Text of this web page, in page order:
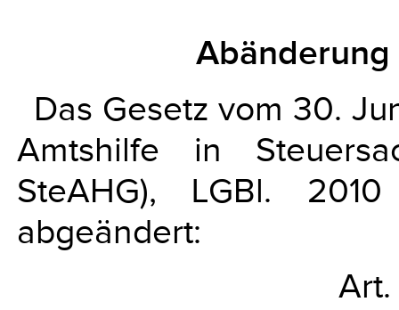
Das Gesetz vom 30.
Amtshilfe in
SteAHG), LGBl.
abgeändert:
Art.